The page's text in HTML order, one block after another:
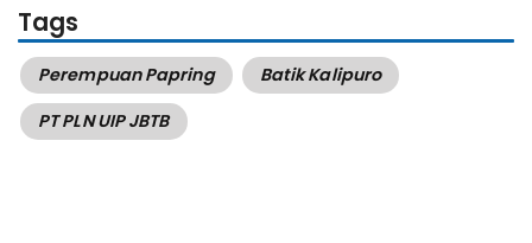
Tags
Perempuan Papring
Batik Kalipuro
PT PLN UIP JBTB